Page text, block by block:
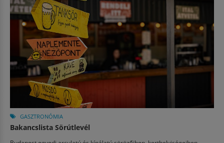
GASZTRONÓMIA
Bakancslista Sörútlevél